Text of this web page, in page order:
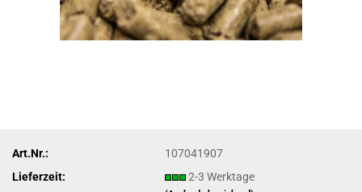
Art.Nr.:
107041907
Lieferzeit:
2-3 Werktage